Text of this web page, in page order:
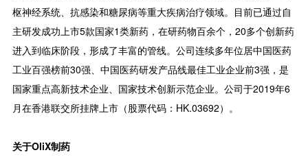
枢神经系统、抗感染和糖尿病等重大疾病治疗领域。目前已通过自
主研发成功上市5款国家1类新药，在研药物百余个，20多个创新药
进入到临床阶段，形成了丰富的管线。公司连续多年位居中国医药
工业百强榜前30强、中国医药研发产品线最佳工业企业前3强，是
国家重点高新技术企业、国家技术创新示范企业。公司于2019年6
月在香港联交所挂牌上市（股票代码：HK.03692）。
关于OliX制药